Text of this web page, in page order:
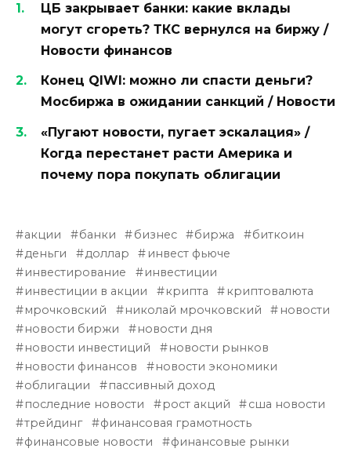
ЦБ закрывает банки: какие вклады
могут сгореть? ТКС вернулся на биржу /
Новости финансов
Конец QIWI: можно ли спасти деньги?
Мосбиржа в ожидании санкций / Новости
«Пугают новости, пугает эскалация» /
Когда перестанет расти Америка и
почему пора покупать облигации
акции банки бизнес биржа
биткоин
деньги
доллар
инвест фьюче
инвестирование
инвестиции
инвестиции в акции
крипта
криптовалюта
мрочковский
николай мрочковский
новости
новости биржи
новости дня
новости инвестиций
новости рынков
новости финансов
новости экономики
облигации
пассивный доход
последние новости
рост акций
сша новости
трейдинг
финансовая грамотность
финансовые новости
финансовые рынки